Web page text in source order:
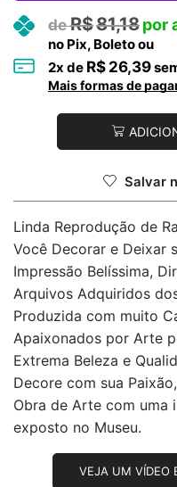
R$81,18
no Pix, Boleto ou
2x de R$ 26,39
Mais formas de
Salvar
Linda Reprodução de
Você Decorar e Deixar
Impressão Belíssima,
Arquivos Adquiridos
Produzida com muito
Apaixonados por Arte
Extrema Beleza e
Decore com sua
Obra de Arte com uma
exposto no Museu.
VEJA UM VÍDEO